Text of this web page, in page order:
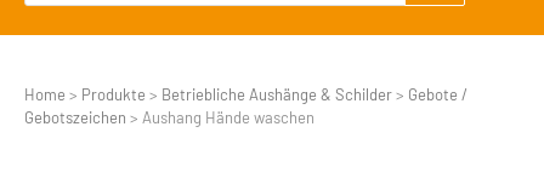
Home > Produkte > Betriebliche Aushänge & Schilder> Gebote /
Gebotszeichen > Aushang Hände waschen